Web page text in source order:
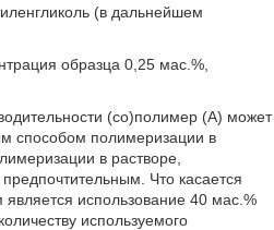
(в дальнейшем
образца 0,25 мас.%,
(со)полимер (А) может
способом полимеризации в
в растворе,
Что касается
использование 40 мас.%
используемого